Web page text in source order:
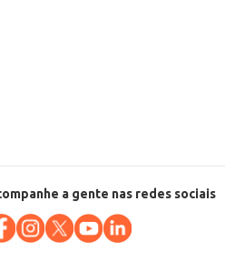
a gente nas redes sociais